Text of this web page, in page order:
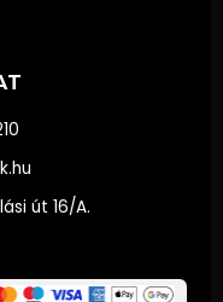
út 16/A.